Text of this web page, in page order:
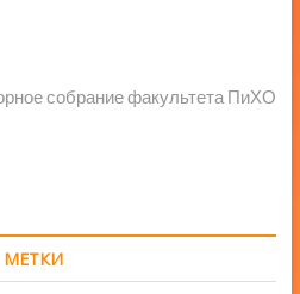
собрание факультета ПиХО
МЕТКИ